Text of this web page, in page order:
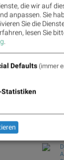
» Details
Details
: -4.48%
Bajaj
Wie
Wie
die wir auf
anpassen. Sie
Sie die
lesen Sie
.
Defaults (immer
Statistiken